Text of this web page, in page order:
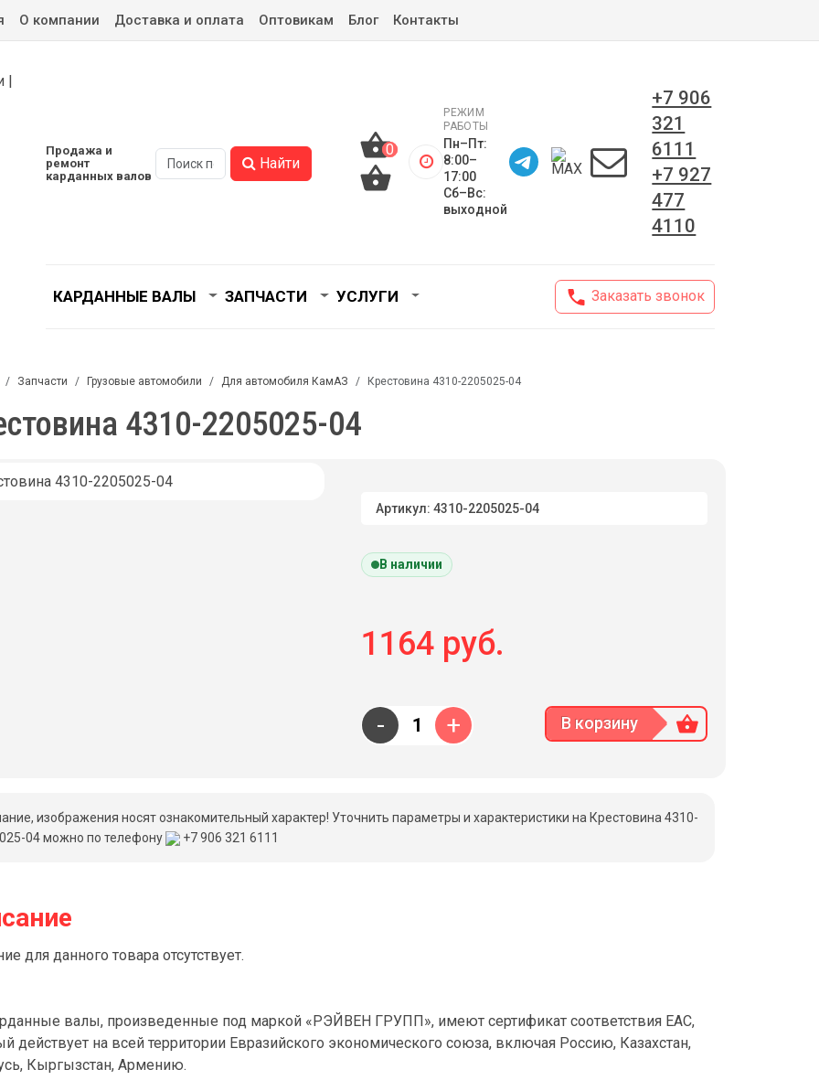
О компании Доставка и оплата Оптовикам Блог Контакты
Продажа и
ремонт
карданных валов
Найти
0
0
РЕЖИМ
РАБОТЫ
Пн–Пт:
8:00–
17:00
Сб–Вс:
выходной
+7 906
321
6111
+7 927
477
4110
КАРДАННЫЕ ВАЛЫ ЗАПЧАСТИ УСЛУГИ Заказать звонок
Запчасти Грузовые автомобили Для автомобиля КамАЗ Крестовина 4310-2205025-04
4310-2205025-04
Артикул: 4310-2205025-04
В наличии
1164 руб.
- + В корзину
изображения носят ознакомительный характер! Уточнить параметры и характеристики на Крестовина 4310-
04 можно по телефону
+7 906 321 6111
для данного товара отсутствует.
валы, произведенные под маркой «РЭЙВЕН ГРУПП», имеют сертификат соответствия ЕАС,
действует на всей территории Евразийского экономического союза, включая Россию, Казахстан,
Кыргызстан, Армению.